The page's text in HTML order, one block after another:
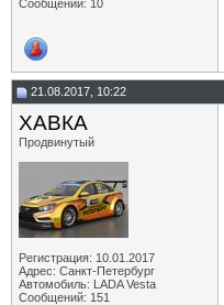
Сообщений: 10
21.08.2017, 10:22
ХАВКА
Продвинутый
Регистрация: 10.01.2017
Адрес: Санкт-Петербург
Автомобиль: LADA Vesta
Сообщений: 151